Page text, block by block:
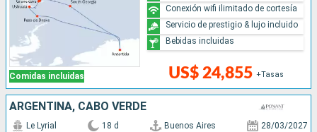
Comidas incluidas US$ 24,855 +Tasas
Conexión wifi ilimitado de cortesía
Servicio de prestigio & lujo incluido
Bebidas incluidas
ARGENTINA, CABO VERDE
Le Lyrial 18 d Buenos Aires 28/03/2027